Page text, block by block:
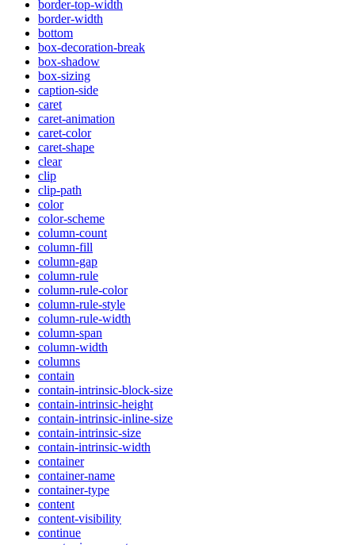
border-top-width
border-width
bottom
box-decoration-break
box-shadow
box-sizing
caption-side
caret
caret-animation
caret-color
caret-shape
clear
clip
clip-path
color
color-scheme
column-count
column-fill
column-gap
column-rule
column-rule-color
column-rule-style
column-rule-width
column-span
column-width
columns
contain
contain-intrinsic-block-size
contain-intrinsic-height
contain-intrinsic-inline-size
contain-intrinsic-size
contain-intrinsic-width
container
container-name
container-type
content
content-visibility
continue